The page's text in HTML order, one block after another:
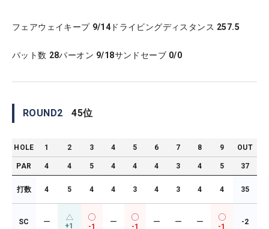
フェアウェイキープ 9/14 ドライビングディスタンス 257.5
パット数 28パーオン 9/18サンドセーブ 0/0
ROUND2 45位
HOLE 1 2 3 4 5 6 7 8 9 OUT
PAR 4 4 5 4 4 4 3 4 5 37
打数 4 5 4 4 3 4 3 4 4 35
SC ー +1 -1
ー
-1
ー ー ー
-1
-2